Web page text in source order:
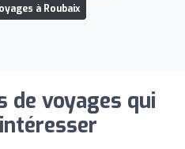
à Roubaix
de voyages qui